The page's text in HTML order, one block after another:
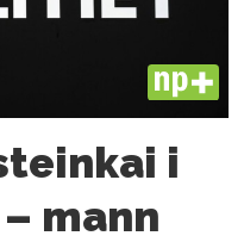
PLUS
i
mann